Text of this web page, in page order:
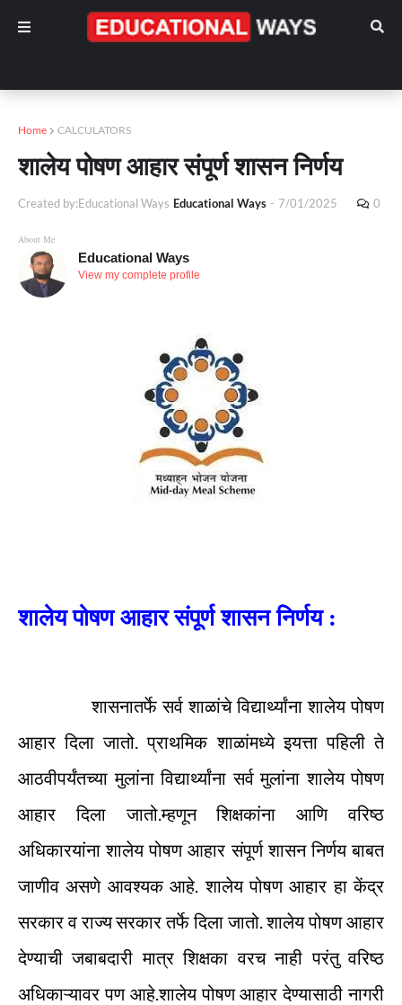
Home CALCULATORS
शालेय पोषण आहार संपूर्ण शासन निर्णय
Created by:Educational Ways Educational Ways - 7/01/2025 0
About Me
Educational Ways
View my complete profile
शालेय पोषण आहार संपूर्ण शासन निर्णय :
शासनातर्फे सर्व शाळांचे विद्यार्थ्यांना शालेय पोषण
आहार दिला जातो. प्राथमिक शाळांमध्ये इयत्ता पहिली ते
आठवीपर्यंतच्या मुलांना विद्यार्थ्यांना सर्व मुलांना शालेय पोषण
आहार दिला जातो.म्हणून शिक्षकांना आणि वरिष्ठ
अधिकारयांना शालेय पोषण आहार संपूर्ण शासन निर्णय बाबत
जाणीव असणे आवश्यक आहे. शालेय पोषण आहार हा केंद्र
सरकार व राज्य सरकार तर्फे दिला जातो. शालेय पोषण आहार
देण्याची जबाबदारी मात्र शिक्षका वरच नाही परंतु वरिष्ठ
अधिकाऱ्यावर पण आहे.शालेय पोषण आहार देण्यासाठी नागरी